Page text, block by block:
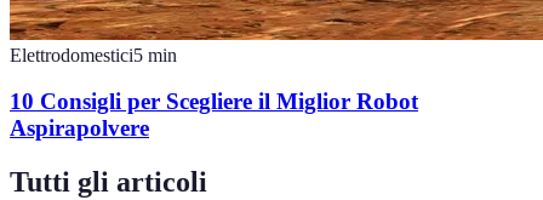
Elettrodomestici5 min
10 Consigli per Scegliere il Miglior Robot
Aspirapolvere
Tutti gli articoli